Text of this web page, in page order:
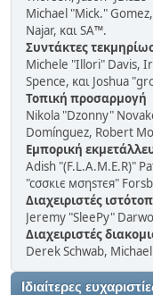
Michael "Mick."
Najar, και SA™.
Συντάκτες
Michele "Illori" Davis,
Spence, και Joshua
Τοπική προσαρμογή
Nikola "Dzonny"
Domínguez, Robert
Εμπορική
Adish "(F.L.A.M.E.R)"
"cσσкιє мσηѕтєя"
Διαχειριστές
Jeremy "SleePy"
Διαχειριστές
Derek Schwab,
Ιδιαίτερες